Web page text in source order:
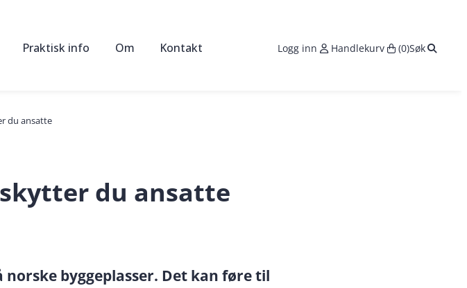
og utstyr
Praktisk info
Nyhetsbrev
Om Kontakt Logg inn Handlekurv (0)Søk
Search:
du ansatte
du ansatte
byggeplasser. Det kan føre til